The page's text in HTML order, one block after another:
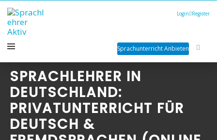
Login Register
Sprachunterricht Anbieten
SPRACHLEHRER IN
DEUTSCHLAND:
PRIVATUNTERRICHT FÜR
DEUTSCH &